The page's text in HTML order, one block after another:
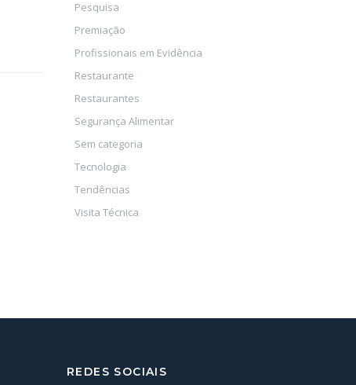
Pesquisa
Premiação
Profissionais em Evidência
Restaurante
Restaurantes
Segurança Alimentar
Sem categoria
Tecnologia
Tendências
Visita Técnica
REDES SOCIAIS